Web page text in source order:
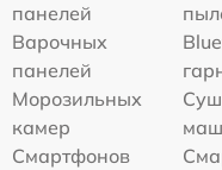
панелей
Варочных
панелей
Морозильных
камер
Смартфонов